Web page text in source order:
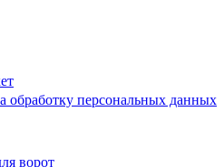
обработку персональных данных
ворот